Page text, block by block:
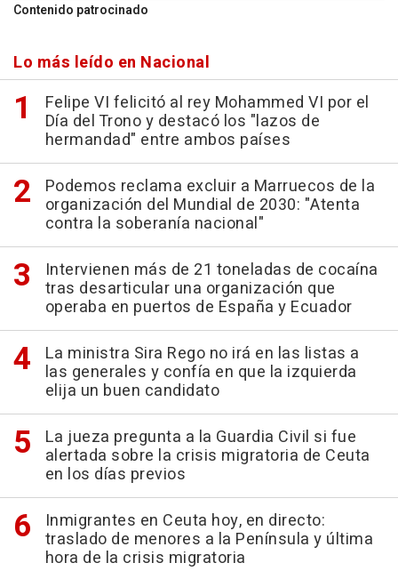
Contenido patrocinado
Lo más leído en Nacional
Felipe VI felicitó al rey Mohammed VI por el
Día del Trono y destacó los "lazos de
hermandad" entre ambos países
Podemos reclama excluir a Marruecos de la
organización del Mundial de 2030: "Atenta
contra la soberanía nacional"
Intervienen más de 21 toneladas de cocaína
tras desarticular una organización que
operaba en puertos de España y Ecuador
La ministra Sira Rego no irá en las listas a
las generales y confía en que la izquierda
elija un buen candidato
La jueza pregunta a la Guardia Civil si fue
alertada sobre la crisis migratoria de Ceuta
en los días previos
Inmigrantes en Ceuta hoy, en directo:
traslado de menores a la Península y última
hora de la crisis migratoria